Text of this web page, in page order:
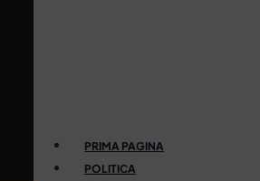
PRIMA PAGINA
POLITICA